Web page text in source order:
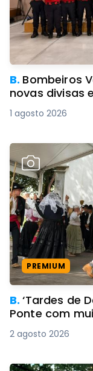
B. Bombeiros
novas divisas
1 agosto 2026
PREMIUM
B.‘Tardes de
Ponte com
2 agosto 2026